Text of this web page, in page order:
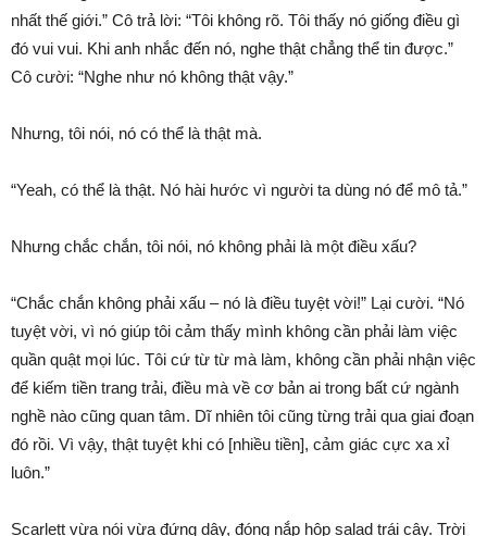
nhất thế giới.” Cô trả lời: “Tôi không rõ. Tôi thấy nó giống điều gì
đó vui vui. Khi anh nhắc đến nó, nghe thật chẳng thể tin được.”
Cô cười: “Nghe như nó không thật vậy.”
Nhưng, tôi nói, nó có thể là thật mà.
“Yeah, có thể là thật. Nó hài hước vì người ta dùng nó để mô tả.”
Nhưng chắc chắn, tôi nói, nó không phải là một điều xấu?
“Chắc chắn không phải xấu – nó là điều tuyệt vời!” Lại cười. “Nó
tuyệt vời, vì nó giúp tôi cảm thấy mình không cần phải làm việc
quần quật mọi lúc. Tôi cứ từ từ mà làm, không cần phải nhận việc
để kiếm tiền trang trải, điều mà về cơ bản ai trong bất cứ ngành
nghề nào cũng quan tâm. Dĩ nhiên tôi cũng từng trải qua giai đoạn
đó rồi. Vì vậy, thật tuyệt khi có [nhiều tiền], cảm giác cực xa xỉ
luôn.”
Scarlett vừa nói vừa đứng dậy, đóng nắp hộp salad trái cây. Trời